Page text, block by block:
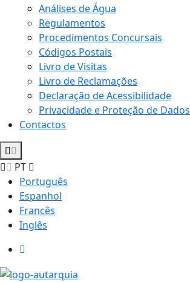
Análises de Água
Regulamentos
Procedimentos Concursais
Códigos Postais
Livro de Visitas
Livro de Reclamações
Declaração de Acessibilidade
Privacidade e Proteção de Dados
Contactos
PT
Português
Espanhol
Francês
Inglês